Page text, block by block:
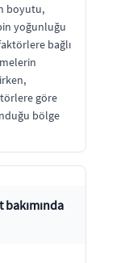
boyutu,
yoğunluğu
bağlı
göre
bölge